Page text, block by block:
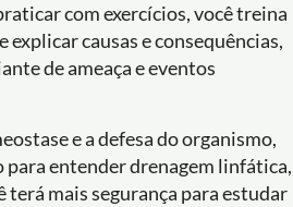
com exercícios, você treina
causas e consequências,
de ameaça e eventos
e a defesa do organismo,
entender drenagem linfática,
terá mais segurança para estudar